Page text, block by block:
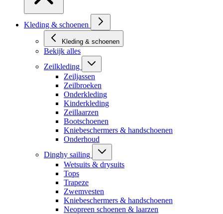
Kleding & schoenen
Kleding & schoenen
Bekijk alles
Zeilkleding
Zeiljassen
Zeilbroeken
Onderkleding
Kinderkleding
Zeillaarzen
Bootschoenen
Kniebeschermers & handschoenen
Onderhoud
Dinghy sailing
Wetsuits & drysuits
Tops
Trapeze
Zwemvesten
Kniebeschermers & handschoenen
Neopreen schoenen & laarzen